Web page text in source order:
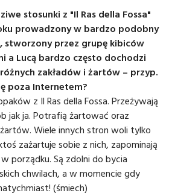
stosunki z "Il Ras della Fossa"
prowadzony w bardzo podobny
stworzony przez grupę kibiców
a Lucą bardzo często dochodzi
zakładów i żartów – przyp.
poza Internetem?
z Il Ras della Fossa. Przeżywają
jak ja. Potrafią żartować oraz
Wiele innych stron woli tylko
zażartuje sobie z nich, zapominają
porządku. Są zdolni do bycia
chwilach, a w momencie gdy
(śmiech)